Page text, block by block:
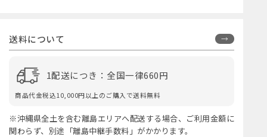
送料について
1配送につき：全国一律660円
商品代金税込10,000円以上のご購入で送料無料
※沖縄県全土を含む離島エリアへ配送する場合、ご利用金額に
関わらず、別途「離島中継手数料」がかかります。